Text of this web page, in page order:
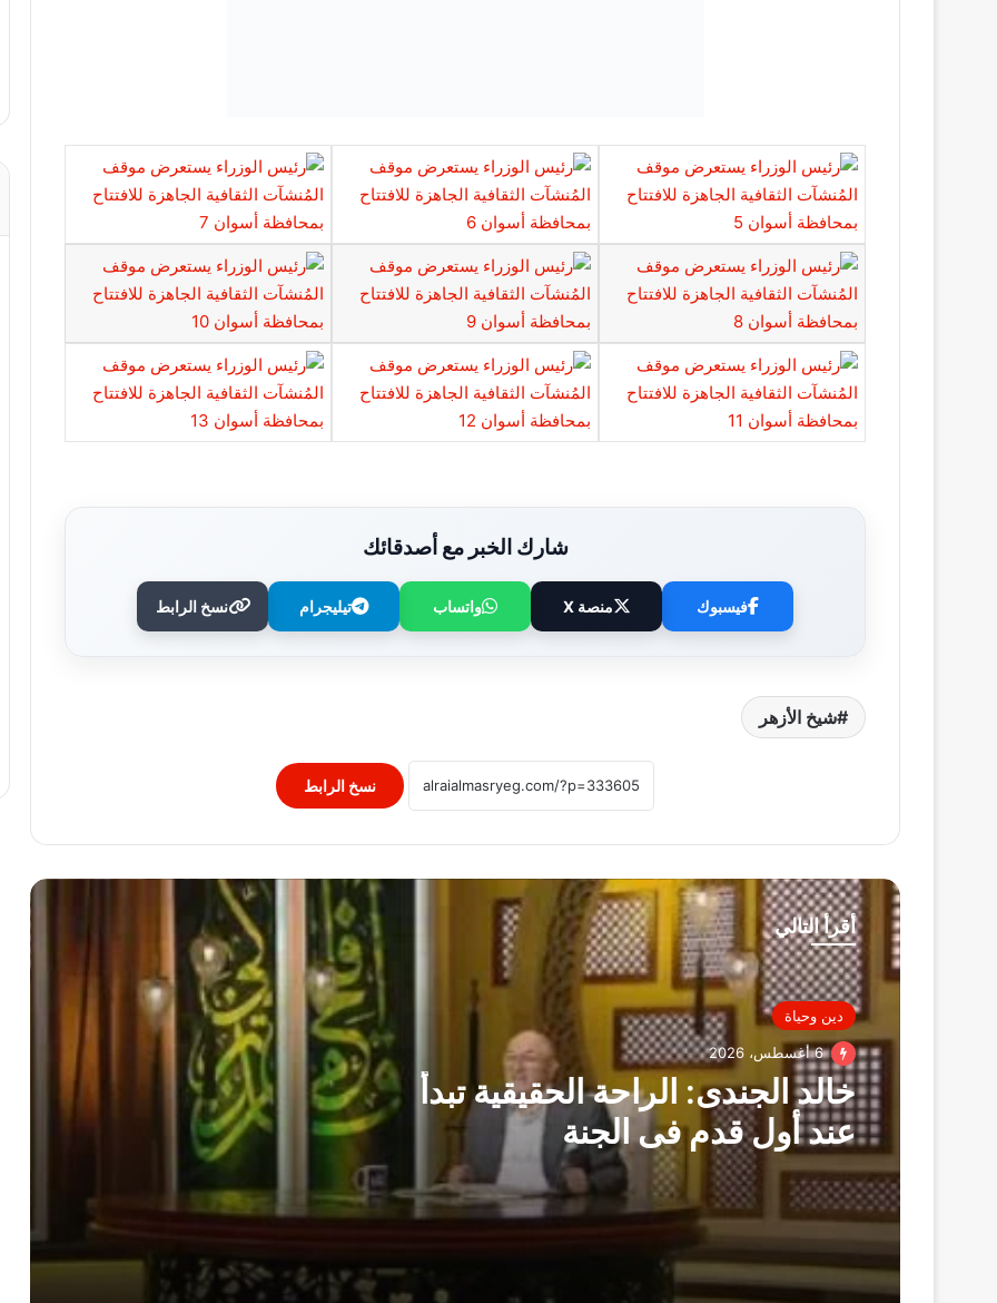
شارك الخبر مع أصدقائك
فيسبوك منصة X واتساب تيليجرام نسخ الرابط
شيخ الأزهر
نسخ الرابط
أقرأ التالي
دين وحياة
6 أغسطس، 2026
خالد الجندى: الراحة الحقيقية تبدأ
عند أول قدم فى الجنة
خالد الجندى: الراحة الحقيقية تبدأ عند أول
دار الإفتاء توضح الحكم الشرعى لعمل سايبر
يحتوي على ألعاب ترفيهية
الإفتاء: محاكاة الأشخاص الأحياء بالذكاء
الاصطناعى لتزييف الوقائع محرمة شرعا
ومجرمة قانونا
اعرف الصح..ما حكم تقطيع حلوى مُجسَّمةٍ
على هيئة حيوان أمام حيوان حيّ لإفزاعه؟
بالشرقية”